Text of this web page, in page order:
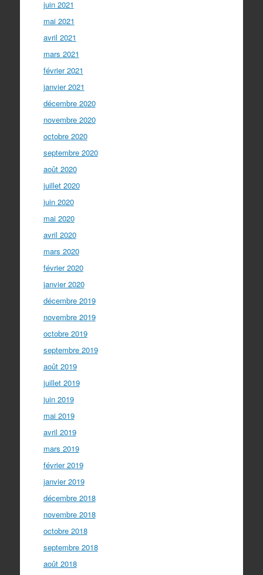
juin 2021
mai 2021
avril 2021
mars 2021
février 2021
janvier 2021
décembre 2020
novembre 2020
octobre 2020
septembre 2020
août 2020
juillet 2020
juin 2020
mai 2020
avril 2020
mars 2020
février 2020
janvier 2020
décembre 2019
novembre 2019
octobre 2019
septembre 2019
août 2019
juillet 2019
juin 2019
mai 2019
avril 2019
mars 2019
février 2019
janvier 2019
décembre 2018
novembre 2018
octobre 2018
septembre 2018
août 2018